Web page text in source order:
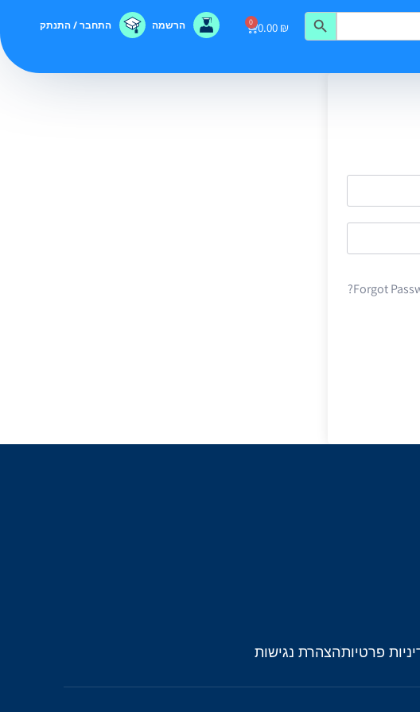
0.00 ₪
0 הרשמה התחבר / התנתק
Forgot
פרטיותהצהרת נגישות